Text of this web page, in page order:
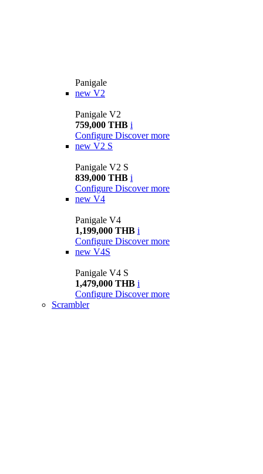
Panigale
new V2
Panigale V2
759,000 THB i
Configure Discover more
new V2 S
Panigale V2 S
839,000 THB i
Configure Discover more
new V4
Panigale V4
1,199,000 THB i
Configure Discover more
new V4S
Panigale V4 S
1,479,000 THB i
Configure Discover more
Scrambler